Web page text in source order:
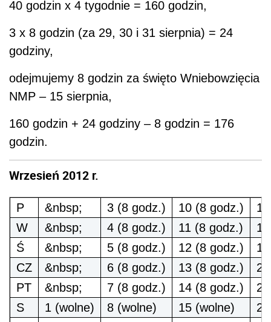
40 godzin x 4 tygodnie = 160 godzin,
3 x 8 godzin (za 29, 30 i 31 sierpnia) = 24
godziny,
odejmujemy 8 godzin za święto Wniebowzięcia
NMP – 15 sierpnia,
160 godzin + 24 godziny – 8 godzin = 176
godzin.
Wrzesień 2012 r.
P &nbsp; 3 (8 godz.) 10 (8 godz.)
W
&nbsp; 4 (8 godz.) 11 (8 godz.)
Ś
&nbsp; 5 (8 godz.) 12 (8 godz.)
CZ
&nbsp; 6 (8 godz.) 13 (8 godz.)
PT
&nbsp; 7 (8 godz.) 14 (8 godz.)
S
1 (wolne) 8 (wolne) 15 (wolne)